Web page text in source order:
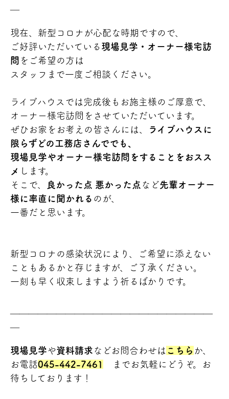
現在、新型コロナが心配な時期ですので、
ご好評いただいている 現場見学・オーナー様宅訪
問 をご希望の方は
スタッフまで一度ご相談ください。
ライブハウスでは完成後もお施主様のご厚意で、
オーナー様宅訪問をさせていただいています。
ぜひお家をお考えの皆さんには、
ライブハウスに
限らずどの工務店さんででも、
現場見学やオーナー様宅訪問をすることをおスス
メ します。
そこで、
良かった点 悪かった点 など先輩オーナー
様に率直に聞かれる のが、
一番だと思います。
新型コロナの感染状況により、ご希望に添えない
こともあるかと存じますが、ご了承ください。
一刻も早く収束しますよう祈るばかりです。
現場見学や資料請求 などお問合わせは こちら か、
お電話045-442-7461
までお気軽にどうぞ。お
待ちしております！